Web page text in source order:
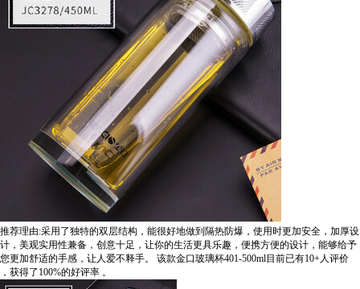
推荐理由:采用了独特的双层结构，能很好地做到隔热防爆，使用时更加安全，加厚设
计，美观实用性兼备，创意十足，让你的生活更具乐趣，便携方便的设计，能够给予
您更加舒适的手感，让人爱不释手。
该款金口玻璃杯401-500ml目前已有10+人评价
，获得了100%的好评率 。